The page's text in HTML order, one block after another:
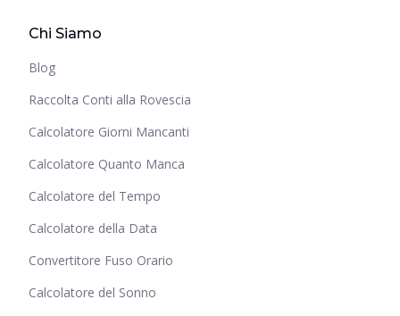
Chi Siamo
Blog
Raccolta Conti alla Rovescia
Calcolatore Giorni Mancanti
Calcolatore Quanto Manca
Calcolatore del Tempo
Calcolatore della Data
Convertitore Fuso Orario
Calcolatore del Sonno